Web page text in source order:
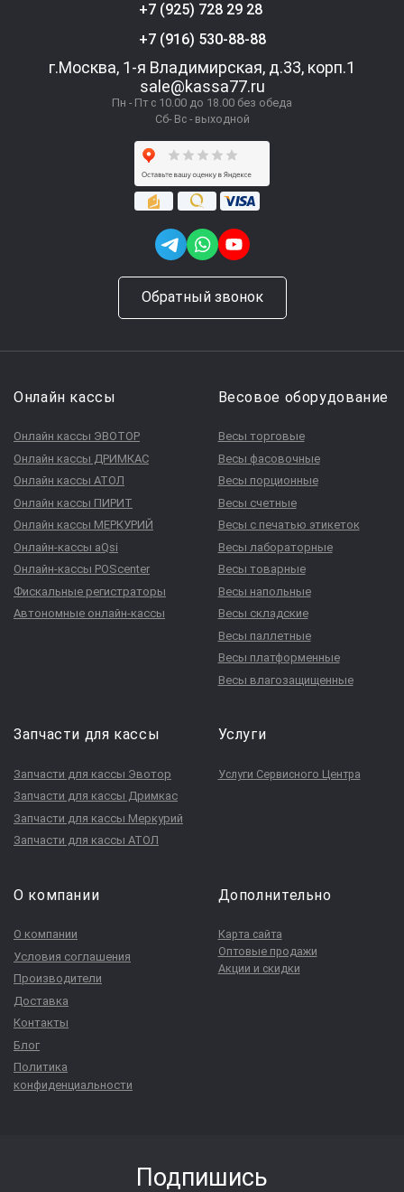
+7 (925) 728 29 28
+7 (916) 530-88-88
г.Москва, 1-я Владимирская, д.33, корп.1
sale@kassa77.ru
Пн - Пт с 10.00 до 18.00 без обеда
Сб- Вс - выходной
Обратный звонок
Онлайн кассы
Онлайн кассы ЭВОТОР
Онлайн кассы ДРИМКАС
Онлайн кассы АТОЛ
Онлайн кассы ПИРИТ
Онлайн кассы МЕРКУРИЙ
Онлайн-кассы aQsi
Онлайн-кассы POScenter
Фискальные регистраторы
Автономные онлайн-кассы
Весовое оборудование
Весы торговые
Весы фасовочные
Весы порционные
Весы счетные
Весы с печатью этикеток
Весы лабораторные
Весы товарные
Весы напольные
Весы складские
Весы паллетные
Весы платформенные
Весы влагозащищенные
Запчасти для кассы
Запчасти для кассы Эвотор
Запчасти для кассы Дримкас
Запчасти для кассы Меркурий
Запчасти для кассы АТОЛ
Услуги
Услуги Сервисного Центра
О компании
О компании
Условия соглашения
Производители
Доставка
Контакты
Блог
Политика
конфиденциальности
Дополнительно
Карта сайта
Оптовые продажи
Акции и скидки
Подпишись